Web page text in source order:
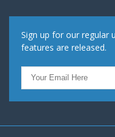
Sign up for our regular
features are released.